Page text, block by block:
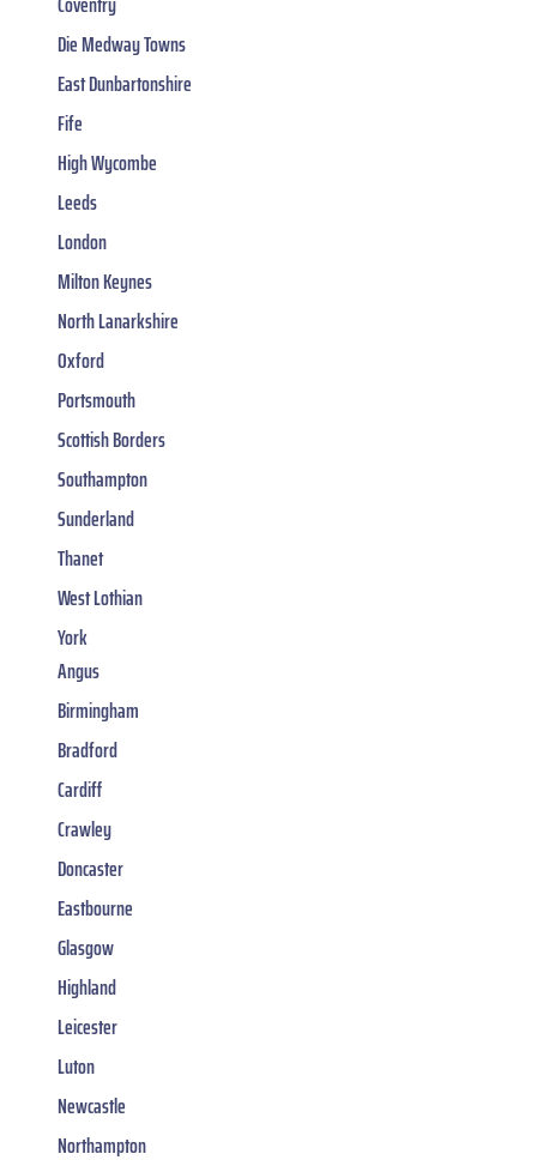
Die Medway Towns
East Dunbartonshire
Fife
High Wycombe
Leeds
London
Milton Keynes
North Lanarkshire
Oxford
Portsmouth
Scottish Borders
Southampton
Sunderland
Thanet
West Lothian
York
Angus
Birmingham
Bradford
Cardiff
Crawley
Doncaster
Eastbourne
Glasgow
Highland
Leicester
Luton
Newcastle
Northampton